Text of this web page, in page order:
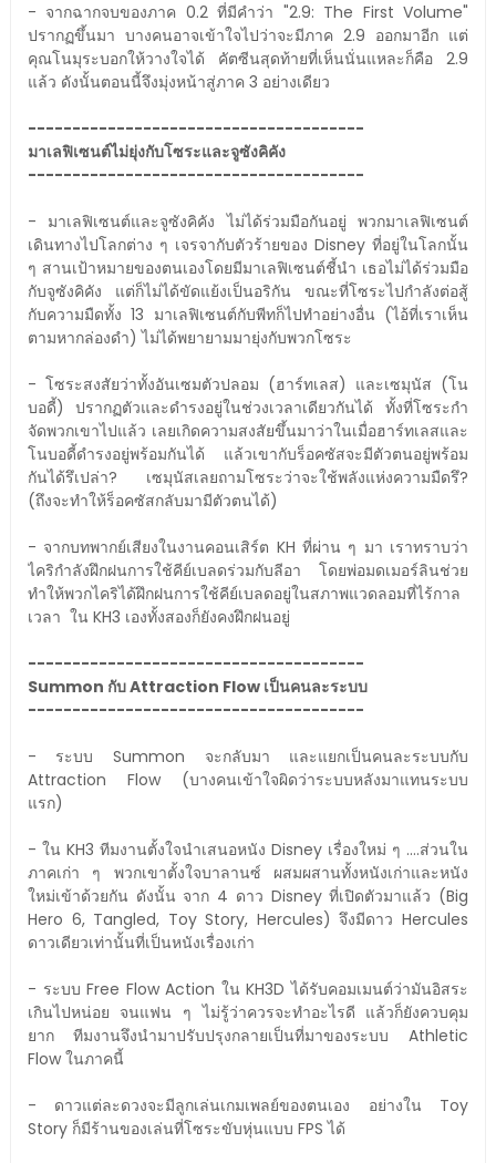
- จากฉากจบของภาค 0.2 ที่มีคำว่า "2.9: The First Volume"
ปรากฏขึ้นมา บางคนอาจเข้าใจไปว่าจะมีภาค 2.9 ออกมาอีก แต่
คุณโนมุระบอกให้วางใจได้ คัตซีนสุดท้ายที่เห็นนั่นแหละก็คือ 2.9
แล้ว ดังนั้นตอนนี้จึงมุ่งหน้าสู่ภาค 3 อย่างเดียว
--------------------------------------
มาเลฟิเซนต์ไม่ยุ่งกับโซระและจูซังคิคัง
--------------------------------------
- มาเลฟิเซนต์และจูซังคิคัง ไม่ได้ร่วมมือกันอยู่ พวกมาเลฟิเซนต์
เดินทางไปโลกต่าง ๆ เจรจากับตัวร้ายของ Disney ที่อยู่ในโลกนั้น
ๆ สานเป้าหมายของตนเองโดยมีมาเลฟิเซนต์ชี้นำ เธอไม่ได้ร่วมมือ
กับจูซังคิคัง แต่ก็ไม่ได้ขัดแย้งเป็นอริกัน ขณะที่โซระไปกำลังต่อสู้
กับความมืดทั้ง 13 มาเลฟิเซนต์กับพีทก็ไปทำอย่างอื่น (ไอ้ที่เราเห็น
ตามหากล่องดำ) ไม่ได้พยายามมายุ่งกับพวกโซระ
- โซระสงสัยว่าทั้งอันเซมตัวปลอม (ฮาร์ทเลส) และเซมุนัส (โน
บอดี้) ปรากฏตัวและดำรงอยู่ในช่วงเวลาเดียวกันได้ ทั้งที่โซระกำ
จัดพวกเขาไปแล้ว เลยเกิดความสงสัยขึ้นมาว่าในเมื่อฮาร์ทเลสและ
โนบอดี้ดำรงอยู่พร้อมกันได้ แล้วเขากับร็อคซัสจะมีตัวตนอยู่พร้อม
กันได้รึเปล่า? เซมุนัสเลยถามโซระว่าจะใช้พลังแห่งความมืดรึ?
(ถึงจะทำให้ร็อคซัสกลับมามีตัวตนได้)
- จากบทพากย์เสียงในงานคอนเสิร์ต KH ที่ผ่าน ๆ มา เราทราบว่า
ไคริกำลังฝึกฝนการใช้คีย์เบลดร่วมกับลีอา โดยพ่อมดเมอร์ลินช่วย
ทำให้พวกไคริได้ฝึกฝนการใช้คีย์เบลดอยู่ในสภาพแวดลอมที่ไร้กาล
เวลา ใน KH3 เองทั้งสองก็ยังคงฝึกฝนอยู่
--------------------------------------
Summon กับ Attraction Flow เป็นคนละระบบ
--------------------------------------
- ระบบ Summon จะกลับมา และแยกเป็นคนละระบบกับ
Attraction Flow (บางคนเข้าใจผิดว่าระบบหลังมาแทนระบบ
แรก)
- ใน KH3 ทีมงานตั้งใจนำเสนอหนัง Disney เรื่องใหม่ ๆ ....ส่วนใน
ภาคเก่า ๆ พวกเขาตั้งใจบาลานซ์ ผสมผสานทั้งหนังเก่าและหนัง
ใหม่เข้าด้วยกัน ดังนั้น จาก 4 ดาว Disney ที่เปิดตัวมาแล้ว (Big
Hero 6, Tangled, Toy Story, Hercules) จึงมีดาว Hercules
ดาวเดียวเท่านั้นที่เป็นหนังเรื่องเก่า
- ระบบ Free Flow Action ใน KH3D ได้รับคอมเมนต์ว่ามันอิสระ
เกินไปหน่อย จนแฟน ๆ ไม่รู้ว่าควรจะทำอะไรดี แล้วก็ยังควบคุม
ยาก ทีมงานจึงนำมาปรับปรุงกลายเป็นที่มาของระบบ Athletic
Flow ในภาคนี้
- ดาวแต่ละดวงจะมีลูกเล่นเกมเพลย์ของตนเอง อย่างใน Toy
Story ก็มีร้านของเล่นที่โซระขับหุ่นแบบ FPS ได้